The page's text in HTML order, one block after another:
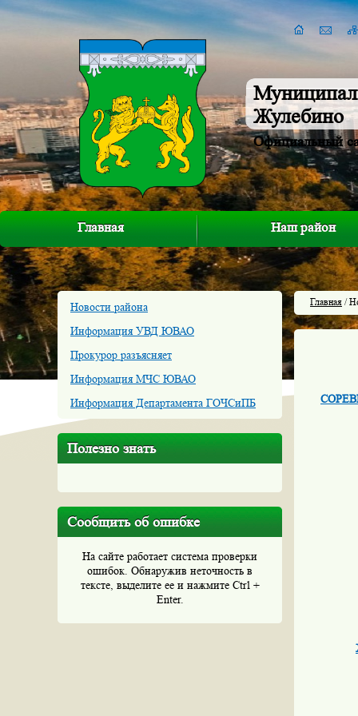
Жулебино
Официальный
Главная Наш район
Новости района
Информация УВД ЮВАО
Прокурор разъясняет
Информация МЧС ЮВАО
Информация Департамента ГОЧСиПБ
Полезно знать
Сообщить об ошибке
На сайте работает система проверки
ошибок. Обнаружив неточность в
тексте, выделите ее и нажмите Ctrl +
Enter.
Главная /